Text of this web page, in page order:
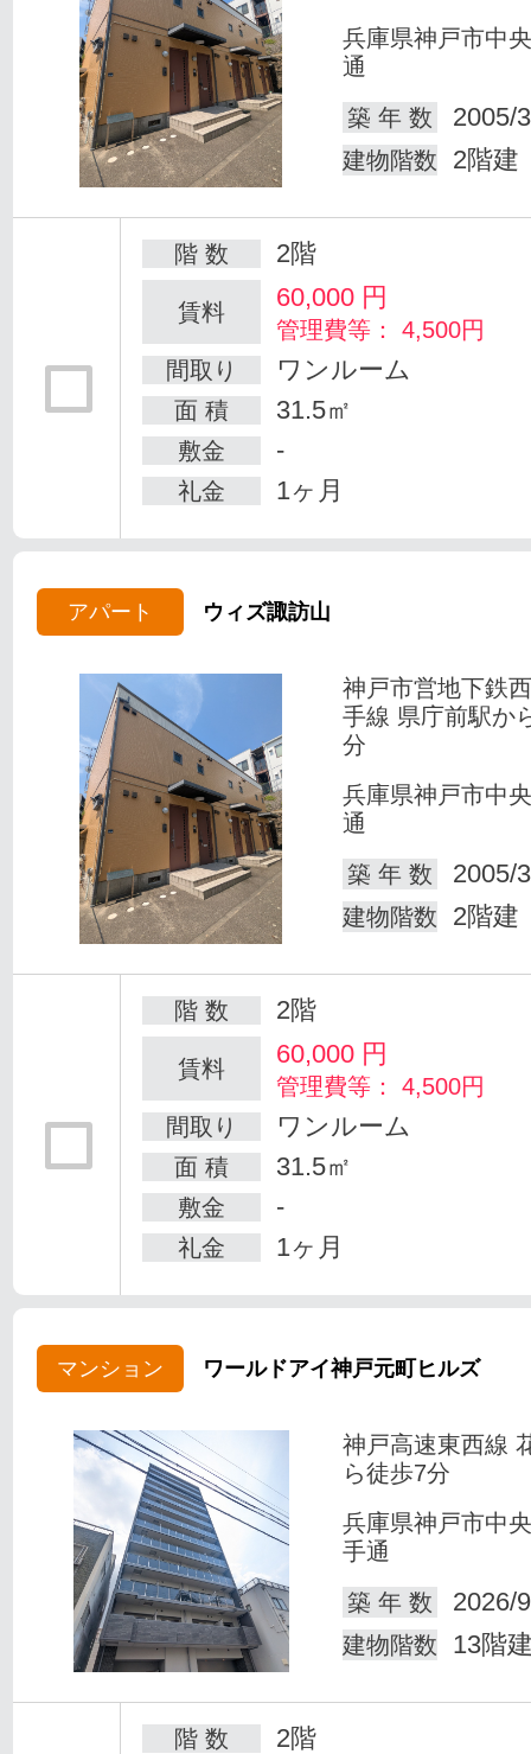
兵庫県神戸市中
通
築 年 数
2005/
建物階数 2階建
階 数 2階
賃料 60,000 円
管理費等： 4,500円
間取り
ワンルーム
面 積 31.5㎡
敷金 -
礼金 1ヶ月
アパート ウィズ諏訪山
神戸市営地下鉄
手線 県庁前駅か
分
兵庫県神戸市中
通
築 年 数
2005/
建物階数 2階建
階 数 2階
賃料 60,000 円
管理費等： 4,500円
間取り
ワンルーム
面 積 31.5㎡
敷金 -
礼金 1ヶ月
マンション ワールドアイ神戸元町ヒルズ
神戸高速東西線
ら徒歩7分
兵庫県神戸市中
手通
築 年 数
2026/
建物階数 13階
階 数 2階